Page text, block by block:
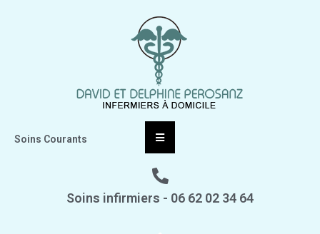
Soins Courants
Soins infirmiers - 06 62 02 34 64